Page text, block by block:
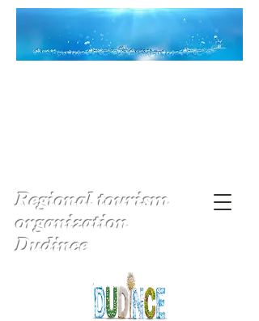
Regional tourism
organization
Dudince